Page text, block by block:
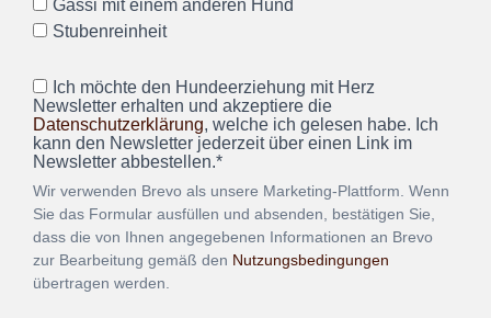
Gassi mit einem anderen Hund
Stubenreinheit
Ich möchte den Hundeerziehung mit Herz
Newsletter erhalten und akzeptiere die
Datenschutzerklärung, welche ich gelesen habe. Ich
kann den Newsletter jederzeit über einen Link im
Newsletter abbestellen.*
Wir verwenden Brevo als unsere Marketing-Plattform. Wenn
Sie das Formular ausfüllen und absenden, bestätigen Sie,
dass die von Ihnen angegebenen Informationen an Brevo
zur Bearbeitung gemäß den Nutzungsbedingungen
übertragen werden.